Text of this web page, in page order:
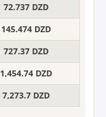
72.737 DZD
145.474 DZD
727.37 DZD
1,454.74 DZD
7,273.7 DZD